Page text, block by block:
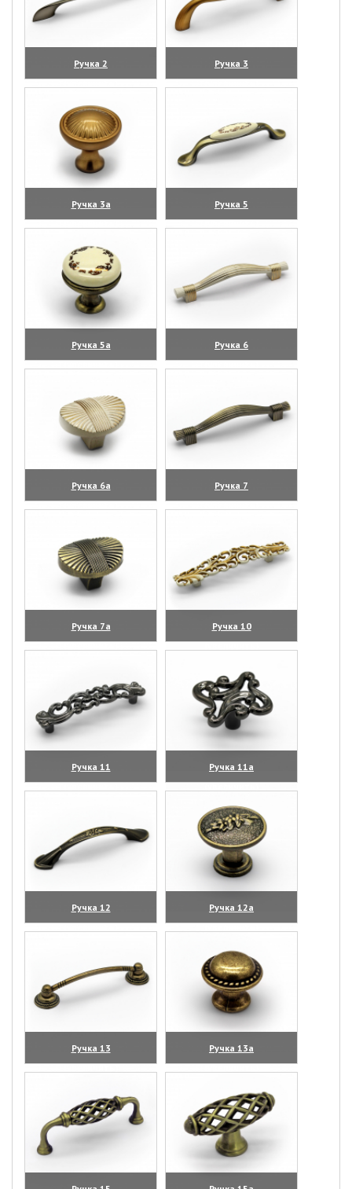
Ручка 2
(увеличить)
Ручка 3
(увеличить)
Ручка 3а
(увеличить)
Ручка 5
(увеличить)
Ручка 5а
(увеличить)
Ручка 6
(увеличить)
Ручка 6а
(увеличить)
Ручка 7
(увеличить)
Ручка 7а
(увеличить)
Ручка 10
(увеличить)
Ручка 11
(увеличить)
Ручка 11а
(увеличить)
Ручка 12
(увеличить)
Ручка 12а
(увеличить)
Ручка 13
(увеличить)
Ручка 13а
(увеличить)